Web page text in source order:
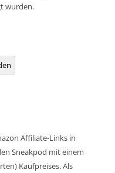
wurden.
Affiliate-Links in
Sneakpod mit einem
Kaufpreises. Als